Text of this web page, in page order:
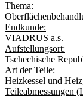
Thema:
Endkunde:
VIADRUS a.s.
Aufstellungsort:
Tschechische
Art der Teile:
Heizkessel und
Teileabmessungen